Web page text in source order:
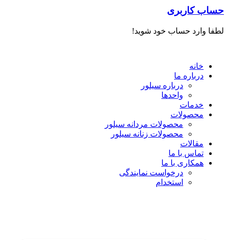
حساب کاربری
لطفا وارد حساب خود شوید!
خانه
درباره ما
درباره سیلور
واحدها
خدمات
محصولات
محصولات مردانه سیلور
محصولات زنانه سیلور
مقالات
تماس با ما
همکاری با ما
درخواست نمایندگی
استخدام